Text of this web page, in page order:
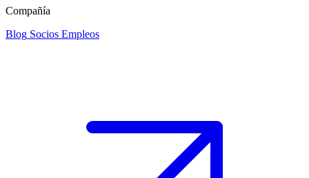
Compañía
Blog Socios Empleos